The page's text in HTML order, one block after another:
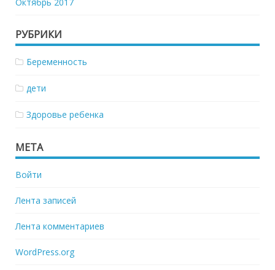
РУБРИКИ
Беременность
дети
Здоровье ребенка
МЕТА
Войти
Лента записей
Лента комментариев
WordPress.org